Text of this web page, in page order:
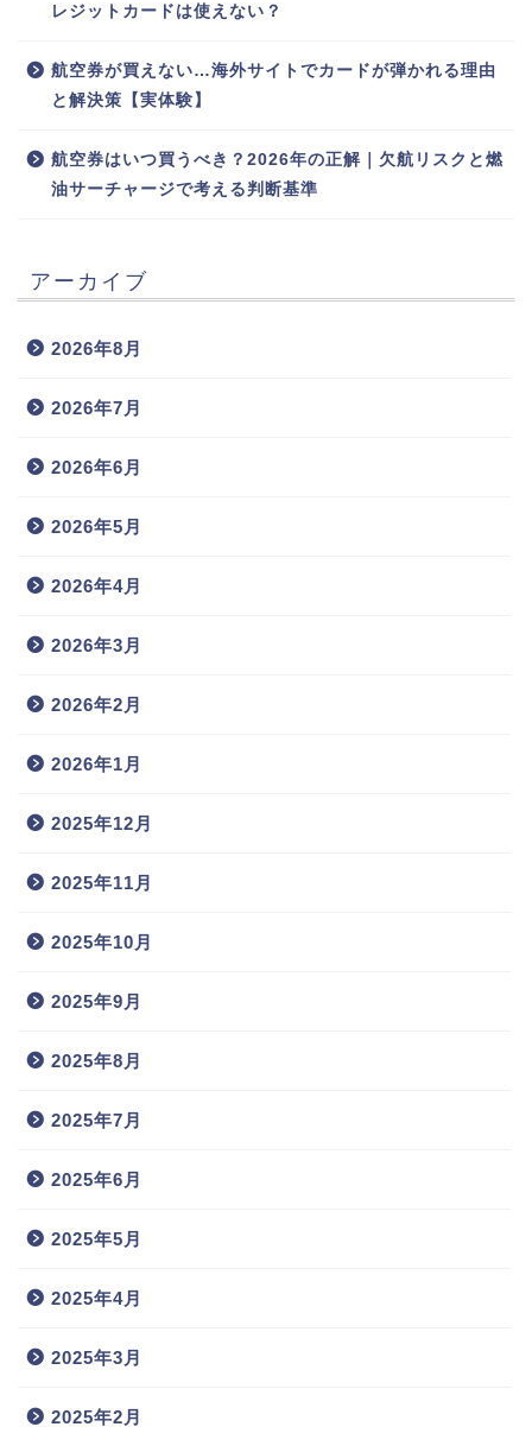
レジットカードは使えない？
航空券が買えない…海外サイトでカードが弾かれる理由
と解決策【実体験】
航空券はいつ買うべき？2026年の正解｜欠航リスクと燃
油サーチャージで考える判断基準
アーカイブ
2026年8月
2026年7月
2026年6月
2026年5月
2026年4月
2026年3月
2026年2月
2026年1月
2025年12月
2025年11月
2025年10月
2025年9月
2025年8月
2025年7月
2025年6月
2025年5月
2025年4月
2025年3月
2025年2月